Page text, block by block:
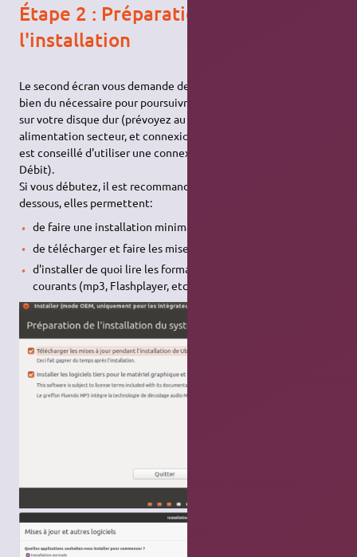
Étape 2 : Préparation de
l'installation
Le second écran vous demande de vérifier que vous disposez
bien du nécessaire pour poursuivre l'installation : espace libre
sur votre disque dur (prévoyez au moins 15 Go si possible),
alimentation secteur, et connexion internet (si on est pressé, il
est conseillé d'utiliser une connexion Internet filaire Haut-
Débit).
Si vous débutez, il est recommandé de cocher les cases du
dessous, elles permettent:
de faire une installation minima (pas d'applications);
de télécharger et faire les mises à jour pendant l'installation;
d'installer de quoi lire les formats propriétaires les plus
courants (mp3, Flashplayer, etc…)